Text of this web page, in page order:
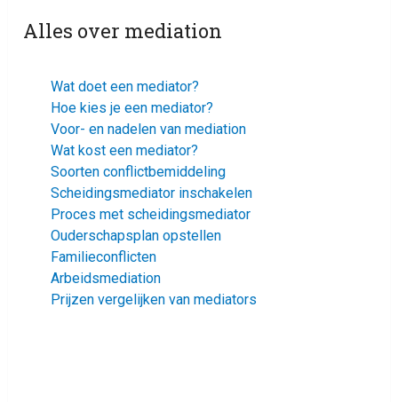
Alles over mediation
Wat doet een mediator?
Hoe kies je een mediator?
Voor- en nadelen van mediation
Wat kost een mediator?
Soorten conflictbemiddeling
Scheidingsmediator inschakelen
Proces met scheidingsmediator
Ouderschapsplan opstellen
Familieconflicten
Arbeidsmediation
Prijzen vergelijken van mediators